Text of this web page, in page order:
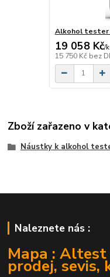
Alkohol tester
19 058 Kč/
15 750 Kč bez
Zboží zařazeno v
Náustky k alkohol
Naleznete nás :
Mapa :
prodej, sevis,